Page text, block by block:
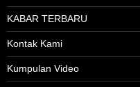
KABAR TERBARU
Kontak Kami
Kumpulan Video